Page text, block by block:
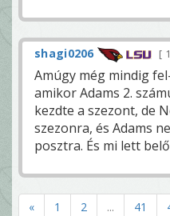
shagi0206
Amúgy még mindig
amikor Adams 2.
kezdte a szezont, de
szezonra, és Adams
posztra. És mi lett
« 1 2 ... 41